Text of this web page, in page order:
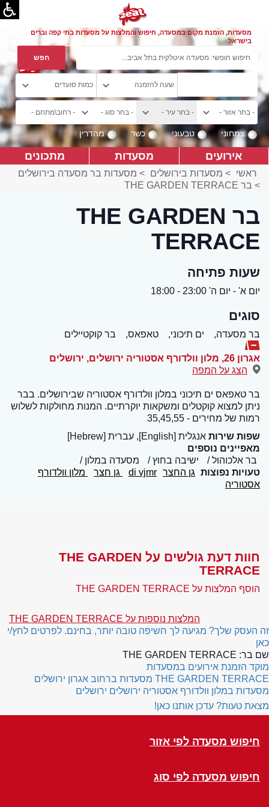
מסעדות, הזמנת מקום במסעדה, חיפוש והמלצות על מסעדות בתי קפה וברים
בישראל
צמחוני טבעוני כשר מהדרין
אירועים מסעדות מתכונים
ראשי > מסעדות בירושלים > מסעדות בר מסעדה בירושלים
> בר THE GARDEN TERRACE
בר THE GARDEN
TERRACE
שעות פתיחה
יום א' - יום ה' 23:00 - 18:00
סוגים
בר מסעדה, ים תיכוני, טאפאס, בר קוקטיילים
אגרון 26, מלון וולדורף אסטוריה ירושלים , ירושלים
הצג על המפה
בר טאפאס ים תיכוני במלון וולדורף אסטוריה שבירושלים. בבר
ניתן למצוא קוקטלים ומשקאות יוקרתיים. המנות מחולקות לשלוש
רמות של מחירים - 35,45,55
שפות שירות אנגלית [English], עברית [Hebrew]
מאפיינים נוספים
בר אלכוהול
ישיבה בחוץ
מסעדה במלון
טעויות נפוצות גן החצר di vjmr גן חצר
מלון וולדורף
אסטוריה
חוות דעת גולשים על THE GARDEN
TERRACE
הוסף המלצות על THE GARDEN TERRACE
המלצות נוספות על THE GARDEN TERRACE
זה העסק שלך? מגיעה לך חשיפה טובה יותר, בחינם. לפרטים לחץ/י
כאן
שם בר: THE GARDEN TERRACE
מוקד הזמנת אירועים במסעדות
THE GARDEN TERRACE מסעדות ברחוב אגרון ירושלים
מסעדות במלון וולדורף אסטוריה ירושלים ירושלים
מצאת טעות? עדכן אותנו כאן!
חיפוש מסעדה לפי אזור
חיפוש מסעדה לפי סוג